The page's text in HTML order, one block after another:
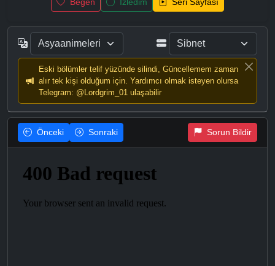
Eski bölümler telif yüzünde silindi, Güncellemem zaman
alır tek kişi olduğum için. Yardımcı olmak isteyen olursa
Telegram: @Lordgrim_01 ulaşabilir
Önceki Sonraki Sorun Bildir